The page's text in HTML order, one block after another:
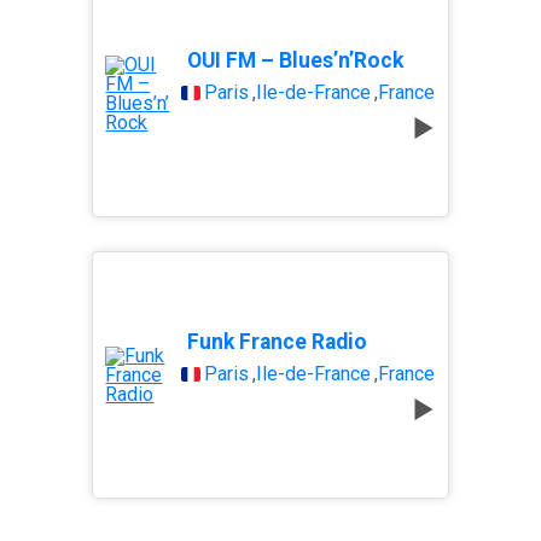
OUI FM – Blues’n’Rock
Paris , Île-de-France,France
Funk France Radio
Paris , Île-de-France,France